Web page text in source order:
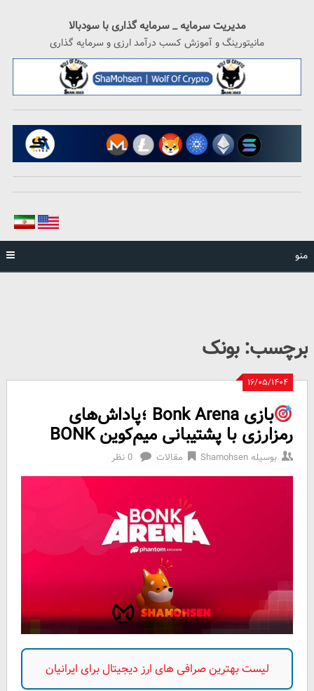
مدیریت سرمایه _ سرمایه گذاری با سودبالا
مانیتورینگ و آموزش کسب درآمد ارزی و سرمایه گذاری
منو
برچسب:بونک
۱۶/۰۵/۱۴۰۴
بازی Bonk Arena ؛پاداش‌های
رمزارزی با پشتیبانی میم‌کوین BONK
بوسیلهShamohsen مقالات 0 نظر
لیست بهترین صرافی های ارز دیجیتال برای ایرانیان